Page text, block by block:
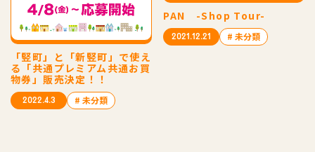
「竪町」と「新竪町」で使え
る「共通プレミアム共通お買
物券」販売決定！！
2022.4.3 # 未分類
PAN -Shop Tour-
2021.12.21 # 未分類